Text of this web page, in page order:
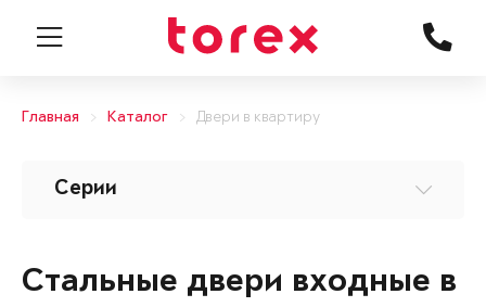
Главная Каталог Двери в квартиру
Серии
Стальные двери входные в